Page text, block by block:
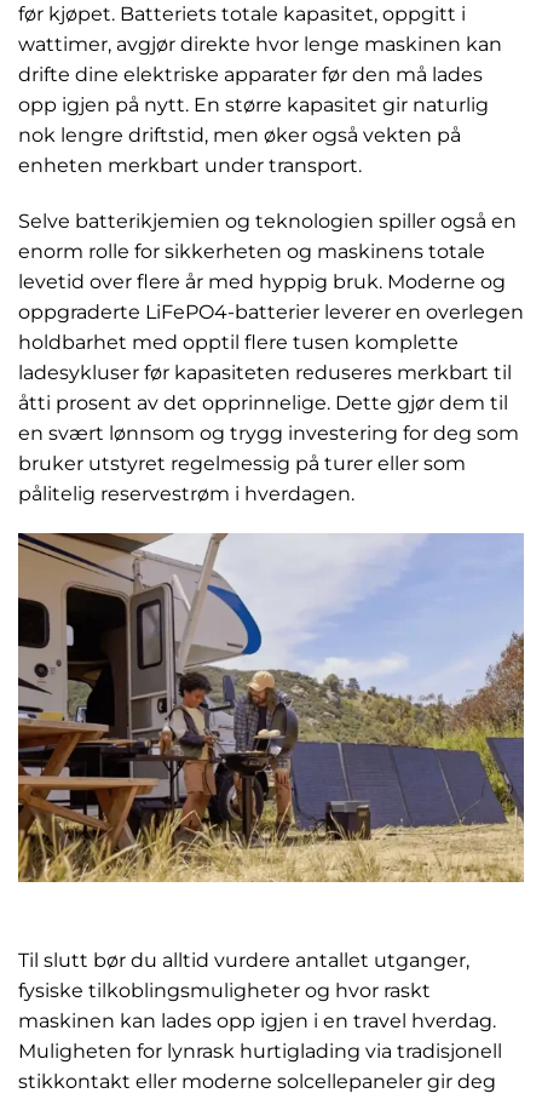
før kjøpet. Batteriets totale kapasitet, oppgitt i
wattimer, avgjør direkte hvor lenge maskinen kan
drifte dine elektriske apparater før den må lades
opp igjen på nytt. En større kapasitet gir naturlig
nok lengre driftstid, men øker også vekten på
enheten merkbart under transport.
Selve batterikjemien og teknologien spiller også en
enorm rolle for sikkerheten og maskinens totale
levetid over flere år med hyppig bruk. Moderne og
oppgraderte LiFePO4-batterier leverer en overlegen
holdbarhet med opptil flere tusen komplette
ladesykluser før kapasiteten reduseres merkbart til
åtti prosent av det opprinnelige. Dette gjør dem til
en svært lønnsom og trygg investering for deg som
bruker utstyret regelmessig på turer eller som
pålitelig reservestrøm i hverdagen.
Til slutt bør du alltid vurdere antallet utganger,
fysiske tilkoblingsmuligheter og hvor raskt
maskinen kan lades opp igjen i en travel hverdag.
Muligheten for lynrask hurtiglading via tradisjonell
stikkontakt eller moderne solcellepaneler gir deg